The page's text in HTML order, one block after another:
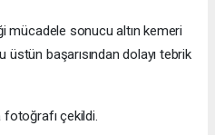
mücadele sonucu altın kemeri
üstün başarısından dolayı tebrik
fotoğrafı çekildi.